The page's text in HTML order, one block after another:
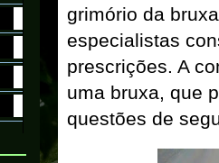
grimório da
especialistas
prescrições. A
uma bruxa, que
questões de